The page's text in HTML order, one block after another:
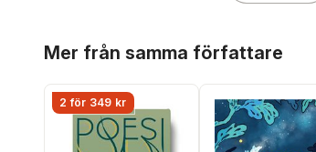
Mer från samma författare
2 för 349 kr